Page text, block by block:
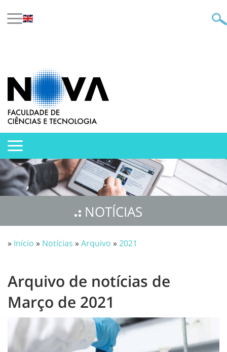
NOTÍCIAS
» Início » Notícias »Arquivo »2021
Arquivo de notícias de
Março de 2021